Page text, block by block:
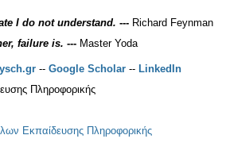
I do not understand. --- Richard Feynman
failure is. --- Master Yoda
-- Google Scholar -- LinkedIn
Πληροφορικής
Εκπαίδευσης Πληροφορικής